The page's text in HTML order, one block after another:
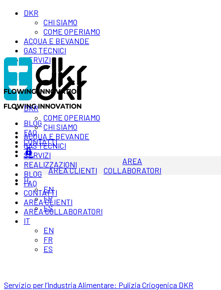
DKR
CHI SIAMO
COME OPERIAMO
ACQUA E BEVANDE
GAS TECNICI
SERVIZI
BLOG
FAQ
CONTATTI
AREA CLIENTI
AREA
COLLABORATORI
IT
EN
FR
ES
DKR
COME OPERIAMO
CHI SIAMO
ACQUA E BEVANDE
GAS TECNICI
SERVIZI
REALIZZAZIONI
BLOG
FAQ
CONTATTI
AREA CLIENTI
AREA COLLABORATORI
IT
EN
FR
ES
Servizio per l’Industria Alimentare: Pulizia Criogenica DKR